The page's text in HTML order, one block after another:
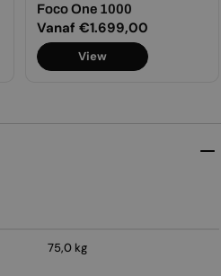
Foco One 1000
Normale
prijs
Vanaf €1.699,00
View
75,0 kg